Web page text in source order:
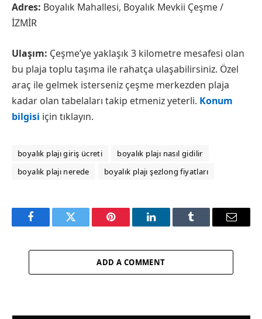
Adres: Boyalık Mahallesi, Boyalık Mevkii Çeşme /
İZMİR
Ulaşım: Çeşme’ye yaklaşık 3 kilometre mesafesi olan
bu plaja toplu taşıma ile rahatça ulaşabilirsiniz. Özel
araç ile gelmek isterseniz çeşme merkezden plaja
kadar olan tabelaları takip etmeniz yeterli. Konum
bilgisi için tıklayın.
boyalık plajı giriş ücreti
boyalık plajı nasıl gidilir
boyalık plajı nerede
boyalık plajı şezlong fiyatları
FacebookTwitter Pinterest LinkedInTumblr Email
ADD A COMMENT